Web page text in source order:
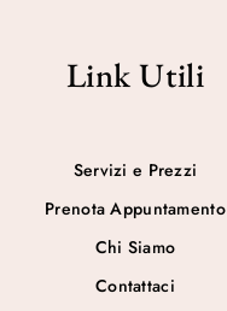
Link Utili
Servizi e Prezzi
Prenota Appuntamento
Chi Siamo
Contattaci